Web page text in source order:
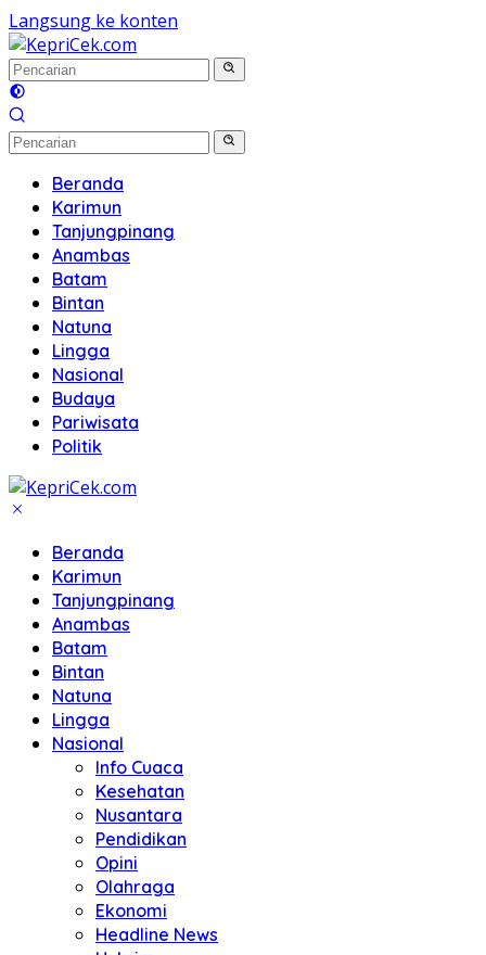
Langsung ke konten
Beranda
Karimun
Tanjungpinang
Anambas
Batam
Bintan
Natuna
Lingga
Nasional
Budaya
Pariwisata
Politik
Beranda
Karimun
Tanjungpinang
Anambas
Batam
Bintan
Natuna
Lingga
Nasional
Info Cuaca
Kesehatan
Nusantara
Pendidikan
Opini
Olahraga
Ekonomi
Headline News